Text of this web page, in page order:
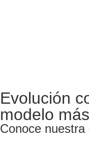
Evolución
modelo
Conoce